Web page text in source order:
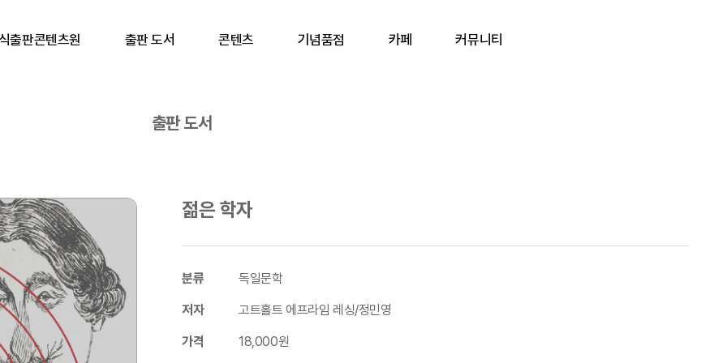
출판콘텐츠원 출판 도서 콘텐츠 기념품점 카페 커뮤니티
출판 도서
젊은 학자
분류 독일문학
저자 고트홀트 에프라임 레싱/정민영
가격 18,000원